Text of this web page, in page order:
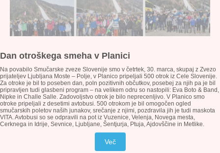
Dan otroškega smeha v Planici
Na povabilo Smučarske zveze Slovenije smo v četrtek, 30. marca, skupaj z Zvezo
prijateljev Ljubljana Moste – Polje, v Planico pripeljali 500 otrok iz Cele Slovenije.
Za otroke je bil to poseben dan, poln pozitivnih občutkov, posebej za njih pa je bil
pripravljen tudi glasbeni program – na velikem odru so nastopili: Eva Boto & Band,
Nipke in Challe Salle. Zadovoljstvo otrok je bilo neprecenljivo. V Planico smo
otroke pripeljali z desetimi avtobusi. 500 otrokom je bil omogočen ogled
smučarskih poletov naših junakov, srečanje z njimi, pozdravila jih je tudi maskota
VITA. Avtobusi so se odpravili na pot iz Vuzenice, Velenja, Novega mesta,
Cerknega in Idrije, Sevnice, Ljubljane, Šentjurja, Ptuja, Ajdovščine in Metlike.
Več